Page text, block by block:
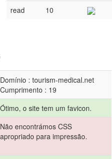
read
10
Domínio : tourism-medical.net
Cumprimento : 19
Ótimo, o site tem um favicon.
Não encontrámos CSS
apropriado para impressão.